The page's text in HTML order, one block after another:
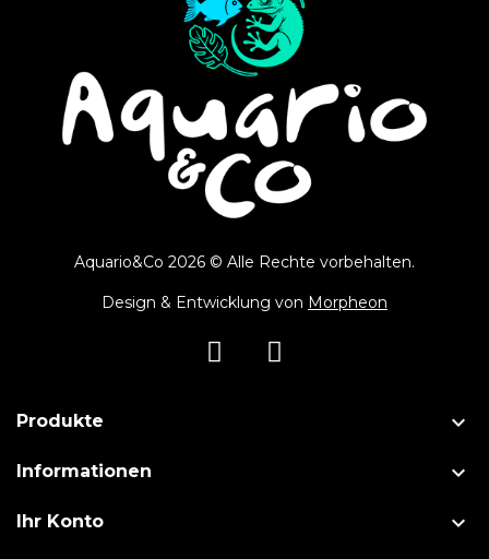
Aquario&Co 2026 © Alle Rechte vorbehalten.
Design & Entwicklung von Morpheon
Produkte 
Informationen 
Ihr Konto 